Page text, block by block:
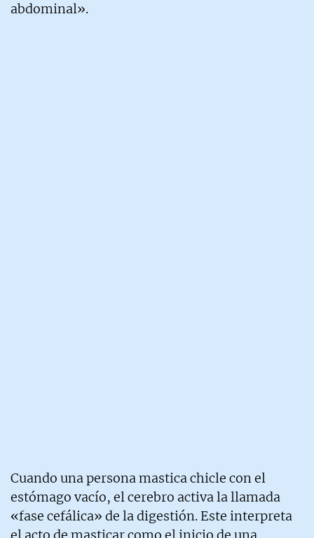
abdominal».
Cuando una persona mastica chicle con el
estómago vacío, el cerebro activa la llamada
«fase cefálica» de la digestión. Este interpreta